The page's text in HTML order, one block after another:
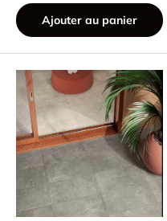
Ajouter au panier